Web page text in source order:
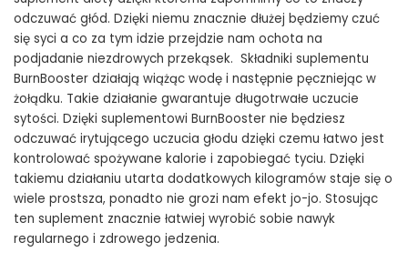
odczuwać głód. Dzięki niemu znacznie dłużej będziemy czuć
się syci a co za tym idzie przejdzie nam ochota na
podjadanie niezdrowych przekąsek. Składniki suplementu
BurnBooster działają wiążąc wodę i następnie pęczniejąc w
żołądku. Takie działanie gwarantuje długotrwałe uczucie
sytości. Dzięki suplementowi BurnBooster nie będziesz
odczuwać irytującego uczucia głodu dzięki czemu łatwo jest
kontrolować spożywane kalorie i zapobiegać tyciu. Dzięki
takiemu działaniu utarta dodatkowych kilogramów staje się o
wiele prostsza, ponadto nie grozi nam efekt jo-jo. Stosując
ten suplement znacznie łatwiej wyrobić sobie nawyk
regularnego i zdrowego jedzenia.